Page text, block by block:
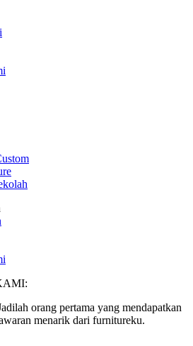
orang pertama yang mendapatkan
menarik dari furnitureku.